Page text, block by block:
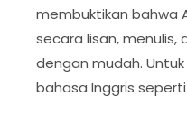
membuktikan bahwa
secara lisan, menulis,
dengan mudah.
bahasa Inggris seperti